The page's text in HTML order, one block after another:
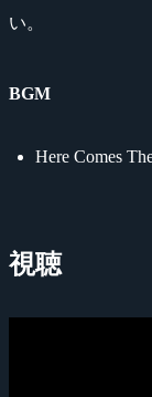
い。
BGM
Here Comes
視聴